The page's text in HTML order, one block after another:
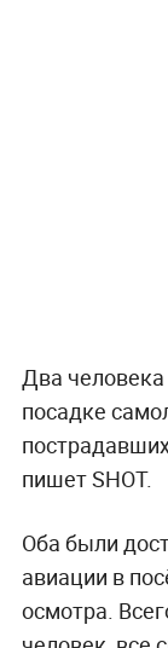
Два
посадке
пишет SHOT.
Оба были
авиации в
осмотра.